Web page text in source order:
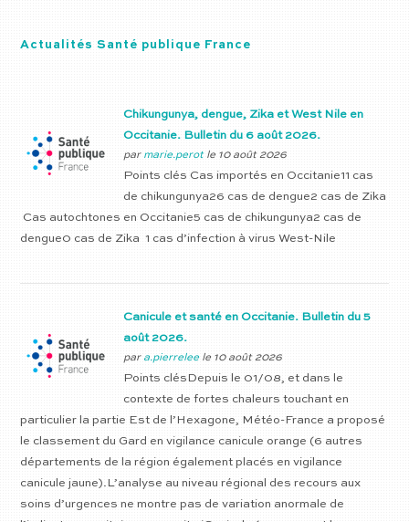
Actualités Santé publique France
Chikungunya, dengue, Zika et West Nile en
Occitanie. Bulletin du 6 août 2026.
par marie.perotle 10 août 2026
Points clés Cas importés en Occitanie11 cas
de chikungunya26 cas de dengue2 cas de Zika
Cas autochtones en Occitanie5 cas de chikungunya2 cas de
dengue0 cas de Zika 1 cas d’infection à virus West-Nile
Canicule et santé en Occitanie. Bulletin du 5
août 2026.
par a.pierreleele 10 août 2026
Points clésDepuis le 01/08, et dans le
contexte de fortes chaleurs touchant en
particulier la partie Est de l’Hexagone, Météo-France a proposé
le classement du Gard en vigilance canicule orange (6 autres
départements de la région également placés en vigilance
canicule jaune).L’analyse au niveau régional des recours aux
soins d’urgences ne montre pas de variation anormale de